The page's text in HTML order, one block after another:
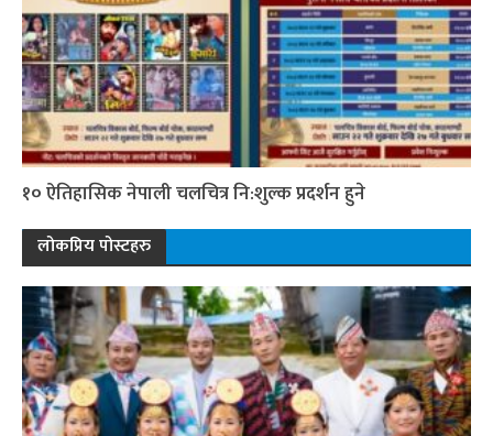
१० ऐतिहासिक नेपाली चलचित्र नि:शुल्क प्रदर्शन हुने
लोकप्रिय पोस्टहरु